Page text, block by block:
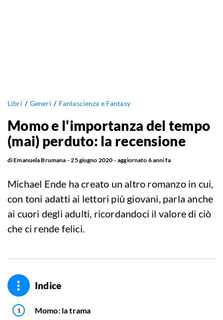
Libri Generi Fantascienza e Fantasy
Momo e l'importanza del tempo
(mai) perduto: la recensione
diEmanuela Brumana 25 giugno 2020 aggiornato 6 anni fa
Michael Ende ha creato un altro romanzo in cui,
con toni adatti ai lettori più giovani, parla anche
ai cuori degli adulti, ricordandoci il valore di ciò
che ci rende felici.
Indice
Momo: la trama